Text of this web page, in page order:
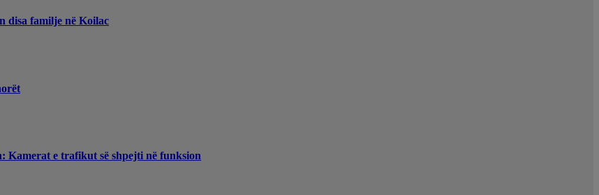
disa familje në Koilac
Kamerat e trafikut së shpejti në funksion